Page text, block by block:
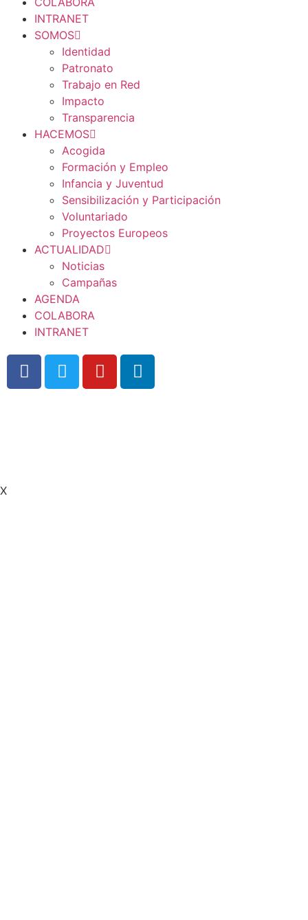
INTRANET
SOMOS
Identidad
Patronato
Trabajo en Red
Impacto
Transparencia
HACEMOS
Acogida
Formación y Empleo
Infancia y Juventud
Sensibilización y Participación
Voluntariado
Proyectos Europeos
ACTUALIDAD
Noticias
Campañas
AGENDA
COLABORA
INTRANET
X